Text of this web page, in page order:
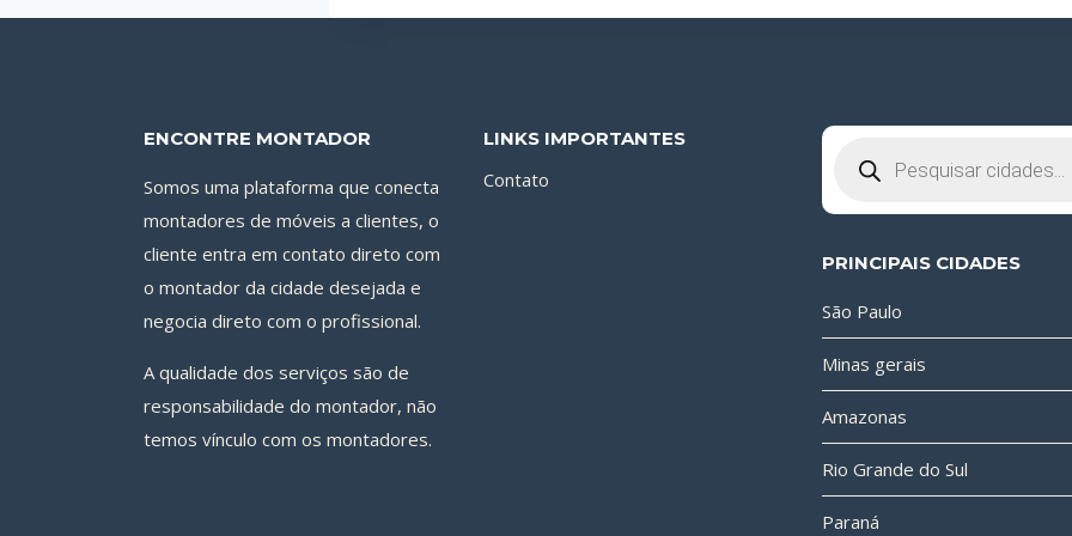
ENCONTRE MONTADOR
Somos uma plataforma que conecta
montadores de móveis a clientes, o
cliente entra em contato direto com
o montador da cidade desejada e
negocia direto com o profissional.
A qualidade dos serviços são de
responsabilidade do montador, não
temos vínculo com os montadores.
LINKS IMPORTANTES
Contato
produtos
PRINCIPAIS CIDADES
São Paulo
Minas gerais
Amazonas
Rio Grande do Sul
Paraná